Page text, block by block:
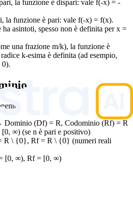
la funzione è dispari: vale f(-x) = -
la funzione è pari: vale f(-x) = f(x).
asintoti, spesso non è definita per x =
una frazione m/k), la funzione è
k-esima è definita (ad esempio,
0).
(Df) = R, Codominio (Rf) = R
∞) (se n è pari e positivo)
\ {0}, Rf = R \ {0} (numeri reali
[0, ∞), Rf = [0, ∞)